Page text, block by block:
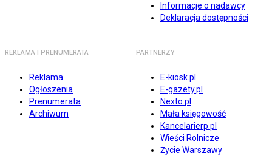
Informacje o nadawcy
Deklaracja dostępności
REKLAMA I PRENUMERATA
Reklama
Ogłoszenia
Prenumerata
Archiwum
PARTNERZY
E-kiosk.pl
E-gazety.pl
Nexto.pl
Mała księgowość
Kancelarierp.pl
Wieści Rolnicze
Życie Warszawy